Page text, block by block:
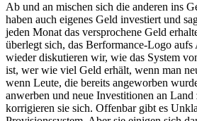
Ab und an mischen sich die anderen ins
haben auch eigenes Geld investiert und
jeden Monat das versprochene Geld
überlegt sich, das Berformance-Logo
wieder diskutieren wir, wie das System
ist, wer wie viel Geld erhält, wenn man
wenn Leute, die bereits angeworben
anwerben und neue Investitionen an
korrigieren sie sich. Offenbar gibt es